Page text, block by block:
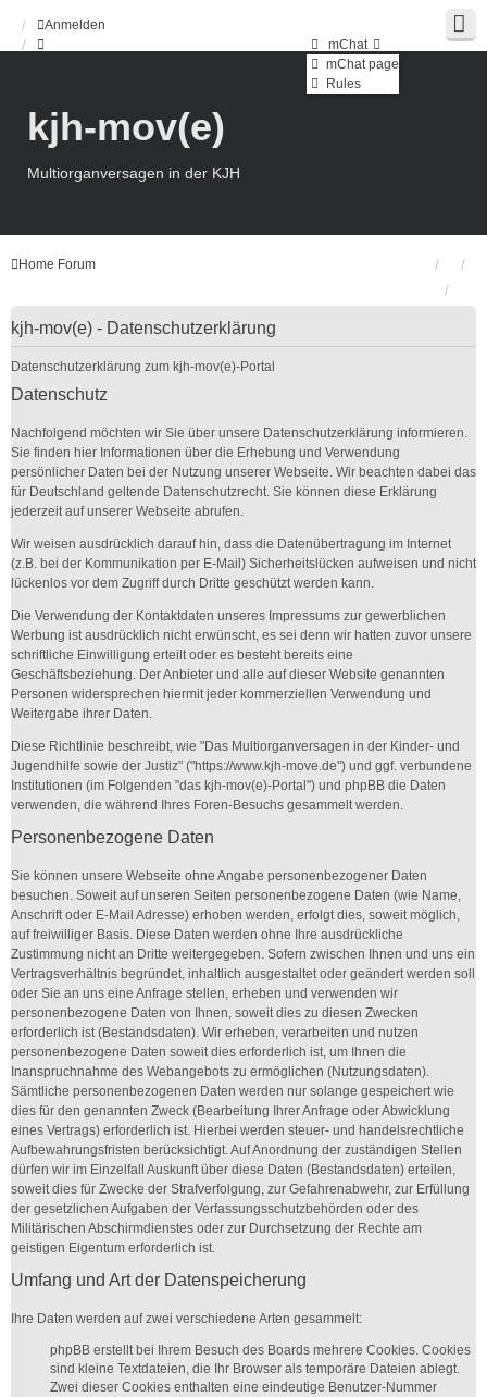
Anmelden
mChat
mChat page
Rules
kjh-mov(e)
Multiorganversagen in der KJH
Home Forum
kjh-mov(e) - Datenschutzerklärung
Datenschutzerklärung zum kjh-mov(e)-Portal
Datenschutz
Nachfolgend möchten wir Sie über unsere Datenschutzerklärung informieren.
Sie finden hier Informationen über die Erhebung und Verwendung
persönlicher Daten bei der Nutzung unserer Webseite. Wir beachten dabei das
für Deutschland geltende Datenschutzrecht. Sie können diese Erklärung
jederzeit auf unserer Webseite abrufen.
Wir weisen ausdrücklich darauf hin, dass die Datenübertragung im Internet
(z.B. bei der Kommunikation per E-Mail) Sicherheitslücken aufweisen und nicht
lückenlos vor dem Zugriff durch Dritte geschützt werden kann.
Die Verwendung der Kontaktdaten unseres Impressums zur gewerblichen
Werbung ist ausdrücklich nicht erwünscht, es sei denn wir hatten zuvor unsere
schriftliche Einwilligung erteilt oder es besteht bereits eine
Geschäftsbeziehung. Der Anbieter und alle auf dieser Website genannten
Personen widersprechen hiermit jeder kommerziellen Verwendung und
Weitergabe ihrer Daten.
Diese Richtlinie beschreibt, wie "Das Multiorganversagen in der Kinder- und
Jugendhilfe sowie der Justiz" ("https://www.kjh-move.de") und ggf. verbundene
Institutionen (im Folgenden "das kjh-mov(e)-Portal") und phpBB die Daten
verwenden, die während Ihres Foren-Besuchs gesammelt werden.
Personenbezogene Daten
Sie können unsere Webseite ohne Angabe personenbezogener Daten
besuchen. Soweit auf unseren Seiten personenbezogene Daten (wie Name,
Anschrift oder E-Mail Adresse) erhoben werden, erfolgt dies, soweit möglich,
auf freiwilliger Basis. Diese Daten werden ohne Ihre ausdrückliche
Zustimmung nicht an Dritte weitergegeben. Sofern zwischen Ihnen und uns ein
Vertragsverhältnis begründet, inhaltlich ausgestaltet oder geändert werden soll
oder Sie an uns eine Anfrage stellen, erheben und verwenden wir
personenbezogene Daten von Ihnen, soweit dies zu diesen Zwecken
erforderlich ist (Bestandsdaten). Wir erheben, verarbeiten und nutzen
personenbezogene Daten soweit dies erforderlich ist, um Ihnen die
Inanspruchnahme des Webangebots zu ermöglichen (Nutzungsdaten).
Sämtliche personenbezogenen Daten werden nur solange gespeichert wie
dies für den genannten Zweck (Bearbeitung Ihrer Anfrage oder Abwicklung
eines Vertrags) erforderlich ist. Hierbei werden steuer- und handelsrechtliche
Aufbewahrungsfristen berücksichtigt. Auf Anordnung der zuständigen Stellen
dürfen wir im Einzelfall Auskunft über diese Daten (Bestandsdaten) erteilen,
soweit dies für Zwecke der Strafverfolgung, zur Gefahrenabwehr, zur Erfüllung
der gesetzlichen Aufgaben der Verfassungsschutzbehörden oder des
Militärischen Abschirmdienstes oder zur Durchsetzung der Rechte am
geistigen Eigentum erforderlich ist.
Umfang und Art der Datenspeicherung
Ihre Daten werden auf zwei verschiedene Arten gesammelt:
phpBB erstellt bei Ihrem Besuch des Boards mehrere Cookies. Cookies
sind kleine Textdateien, die Ihr Browser als temporäre Dateien ablegt.
Zwei dieser Cookies enthalten eine eindeutige Benutzer-Nummer